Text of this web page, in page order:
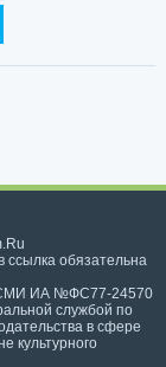
ссылка обязательна
СМИ ИА №ФС77-24570
службой по
в сфере
культурного